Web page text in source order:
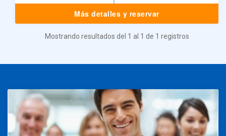
Más detalles y reservar
Mostrando resultados del 1 al 1 de 1 registros